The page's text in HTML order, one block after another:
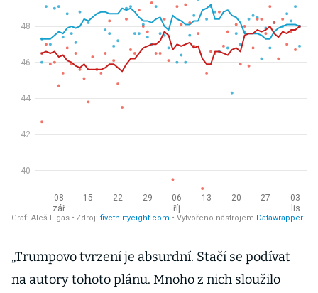
„Trumpovo tvrzení je absurdní. Stačí se podívat
na autory tohoto plánu. Mnoho z nich sloužilo